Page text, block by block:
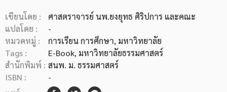
หมวดหมู่หนังสือ
หมวดหมู่ยอดนิยม
เขียนโดย :
ศาสตราจารย์ นพ.ยงยุทธ ศิริปการ และคณะ
แปลโดย :
-
หมวดหมู่ :
การเรียน การศึกษา, มหาวิทยาลัย
Tags :
E-Book, มหาวิทยาลัยธรรมศาสตร์
สำนักพิมพ์ : สนพ. ม. ธรรมศาสตร์
ISBN :
-